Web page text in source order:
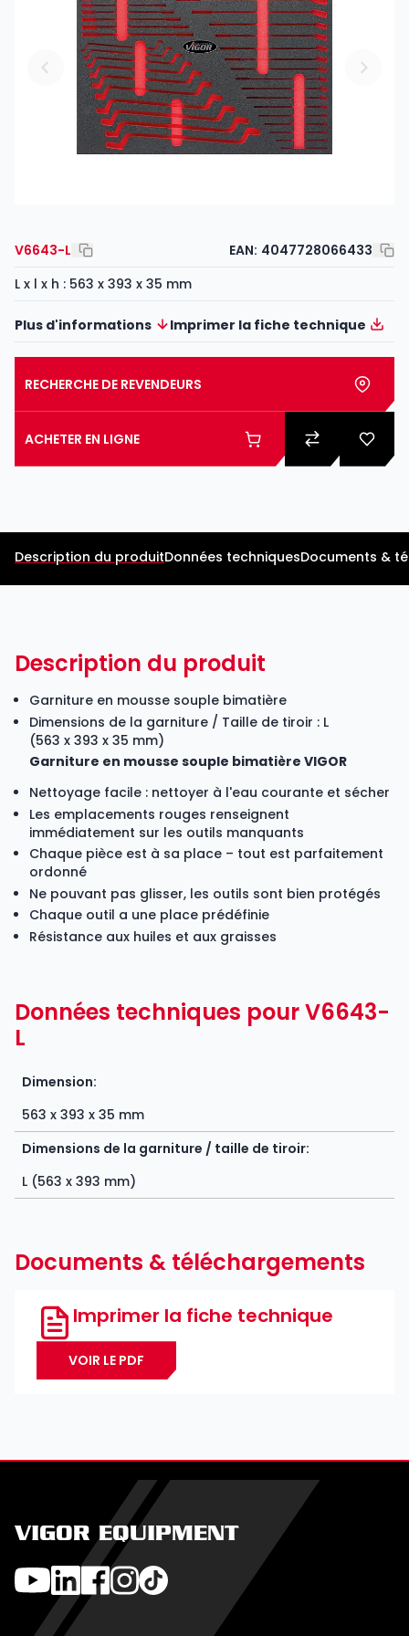
V6643-L EAN: 4047728066433
L x l x h : 563 x 393 x 35 mm
Plus d'informations Imprimer la fiche technique
RECHERCHE DE REVENDEURS
ACHETER EN LIGNE
Description du produitDonnées techniquesDocuments &
Description du produit
Garniture en mousse souple bimatière
Dimensions de la garniture / Taille de tiroir : L
(563 x 393 x 35 mm)
Garniture en mousse souple bimatière VIGOR
Nettoyage facile : nettoyer à l'eau courante et sécher
Les emplacements rouges renseignent
immédiatement sur les outils manquants
Chaque pièce est à sa place – tout est parfaitement
ordonné
Ne pouvant pas glisser, les outils sont bien protégés
Chaque outil a une place prédéfinie
Résistance aux huiles et aux graisses
Données techniques pour V6643-
L
Dimension:
563 x 393 x 35 mm
Dimensions de la garniture / taille de tiroir:
L (563 x 393 mm)
Documents & téléchargements
Imprimer la fiche technique
VOIR LE PDF
VIGOR EQUIPMENT